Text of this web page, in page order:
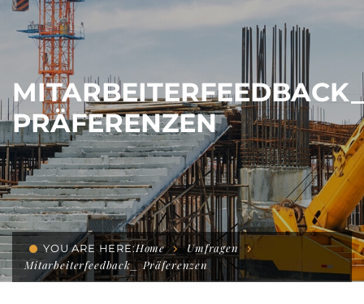
MITARBEITERFEEDBACK_
PRÄFERENZEN
YOU ARE HERE:Home
Umfragen
Mitarbeiterfeedback_ Präferenzen